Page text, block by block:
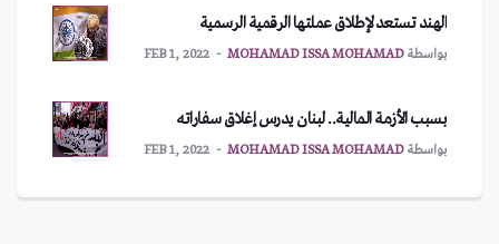
الهند تستعد لإطلاق عملتها الرقمية الرسمية
بواسطةMOHAMAD ISSA MOHAMAD
FEB 1, 2022
بسبب الأزمة المالية.. لبنان يدرس إغلاق سفاراته
بواسطةMOHAMAD ISSA MOHAMAD
FEB 1, 2022